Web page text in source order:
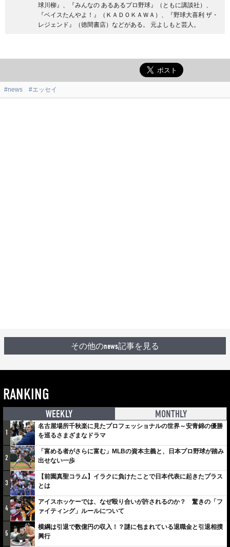
球川柳』、『みんなの あるあるプロ野球』（ともに講談社）、
『ベイスたんやよ！』（ＫＡＤＯＫＡＷＡ）、『野球大喜利 ザ・
レジェンド』（徳間書店）などがある。 元よしもと芸人。
#news #エッセイ
その他のnews記事を見る
RANKING
WEEKLY MONTHLY
1
名古屋場所千秋楽に見たプロフェッショナルの世界～安青錦の優勝
を巡るさまざまなドラマ
2
「富める者がさらに富む」MLBの資本主義と、日本プロ野球が踏み
出せない一歩
3
【前園真聖コラム】イラクに負けたことで日本代表に起きたプラス
とは
4
アイスホッケーでは、なぜ殴り合いが許されるのか？ 驚きの「フ
ァイティング」ルールについて
5
横綱は引退で数億円の収入！？謎に包まれている退職金と引退相撲
興行